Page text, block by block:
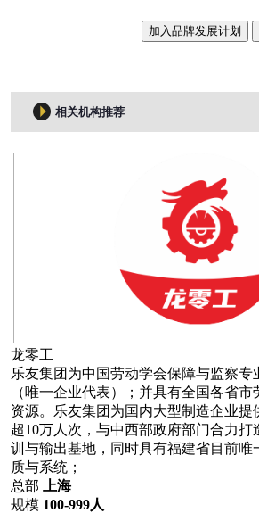
加入品牌发展计划
相关机构推荐
龙零工
乐友集团为中国劳动学会保障与监察专
（唯一企业代表）；并具有全国各省
资源。乐友集团为国内大型制造企业提
超10万人次，与中西部政府部门合力打
训与输出基地，同时具有福建省目前唯
质与系统；
总部
上海
规模 100-999人